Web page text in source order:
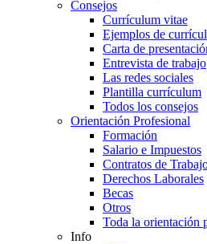
Consejos
Currículum vitae
Ejemplos de
Carta de
Entrevista de trabajo
Las redes sociales
Plantilla currículum
Todos los consejos
Orientación Profesional
Formación
Salario e Impuestos
Contratos de
Derechos Laborales
Becas
Otros
Toda la orientación
Info